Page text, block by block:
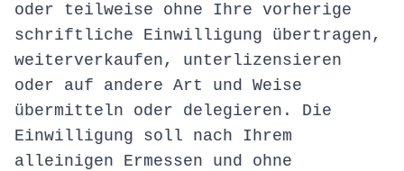
oder teilweise ohne Ihre vorherige
schriftliche Einwilligung übertragen,
weiterverkaufen, unterlizensieren
oder auf andere Art und Weise
übermitteln oder delegieren. Die
Einwilligung soll nach Ihrem
alleinigen Ermessen und ohne